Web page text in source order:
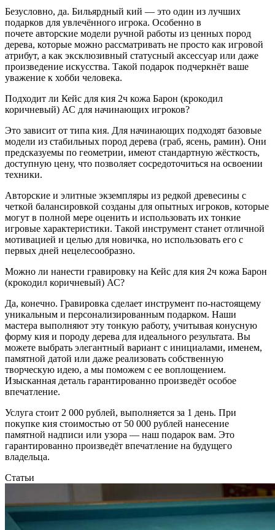
Безусловно, да. Бильярдный кий — это один из лучших
подарков для увлечённого игрока. Особенно в
почете авторские модели ручной работы из ценных пород
дерева, которые можно рассматривать не просто как игровой
атрибут, а как эксклюзивный статусный аксессуар или даже
произведение искусства. Такой подарок подчеркнёт ваше
уважение к хобби человека.
Подходит ли Кейс для кия 2ч кожа Барон (крокодил
коричневый) АС для начинающих игроков?
Это зависит от типа кия. Для начинающих подходят базовые
модели из стабильных пород дерева (граб, ясень, рамин). Они
предсказуемы по геометрии, имеют стандартную жёсткость,
доступную цену, что позволяет сосредоточиться на освоении
техники.
Авторские и элитные экземпляры из редкой древесины с
четкой балансировкой созданы для опытных игроков, которые
могут в полной мере оценить и использовать их тонкие
игровые характеристики. Такой инструмент станет отличной
мотивацией и целью для новичка, но использовать его с
первых дней нецелесообразно.
Можно ли нанести гравировку на Кейс для кия 2ч кожа Барон
(крокодил коричневый) АС?
Да, конечно. Гравировка сделает инструмент по-настоящему
уникальным и персонализированным подарком. Наши
мастера выполняют эту тонкую работу, учитывая конусную
форму кия и породу дерева для идеального результата. Вы
можете выбрать элегантный вариант с инициалами, именем,
памятной датой или даже реализовать собственную
творческую идею, а мы поможем с ее воплощением.
Изысканная деталь гарантированно произведёт особое
впечатление.
Услуга стоит 2 000 рублей, выполняется за 1 день. При
покупке кия стоимостью от 50 000 рублей нанесение
памятной надписи или узора — наш подарок вам. Это
гарантированно произведёт впечатление на будущего
владельца.
Статьи